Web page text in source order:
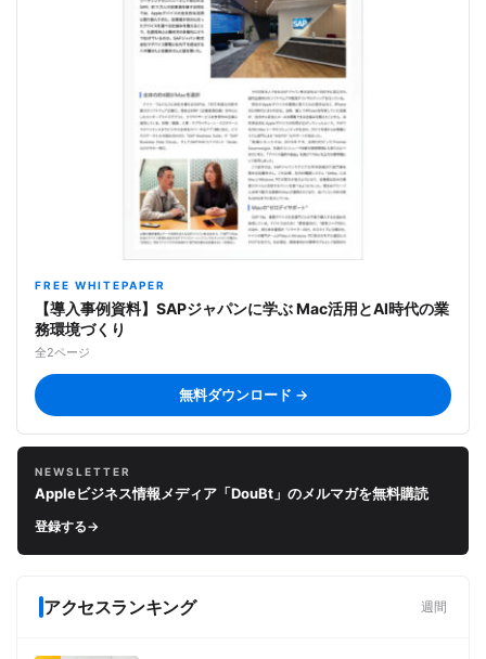
FREE WHITEPAPER
【導入事例資料】SAPジャパンに学ぶ Mac活用とAI時代の業
務環境づくり
全2ページ
無料ダウンロード →
NEWSLETTER
Appleビジネス情報メディア「DouBt」のメルマガを無料購読
登録する→
アクセスランキング 週間